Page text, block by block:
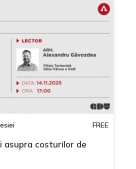
FREE
asupra costurilor de